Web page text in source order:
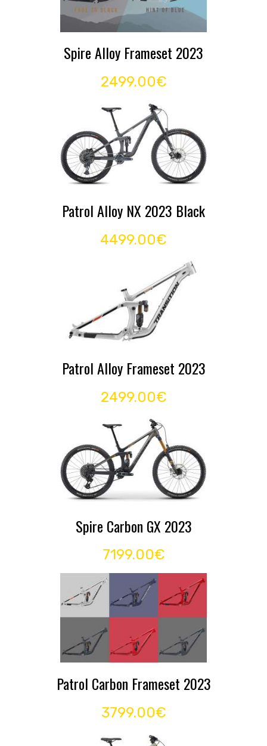
Spire Alloy Frameset 2023
2499.00€
Patrol Alloy NX 2023 Black
4499.00€
Patrol Alloy Frameset 2023
2499.00€
Spire Carbon GX 2023
7199.00€
Patrol Carbon Frameset 2023
3799.00€